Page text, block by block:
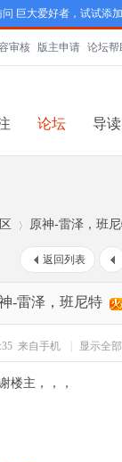
问 巨大爱好者，试试添
审核 版主申请 论坛帮
论坛 导读
›
原神-雷泽，班
返回列表
-雷泽，班尼特
来自手机 显示全
楼主，，，